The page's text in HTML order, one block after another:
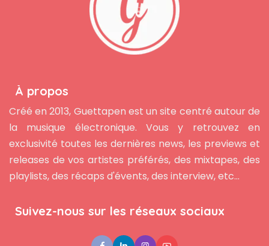
À propos
Créé en 2013, Guettapen est un site centré autour de
la musique électronique. Vous y retrouvez en
exclusivité toutes les dernières news, les previews et
releases de vos artistes préférés, des mixtapes, des
playlists, des récaps d'évents, des interview, etc...
Suivez-nous sur les réseaux sociaux